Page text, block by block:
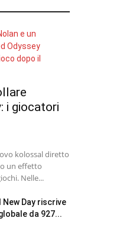
i giocatori
kolossal diretto
un effetto
Nelle...
Day riscrive
da 927...